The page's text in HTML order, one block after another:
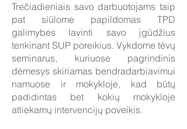
Trečiadieniais savo darbuotojams taip
pat siūlome papildomas TPD
galimybes lavinti savo įgūdžius
tenkinant SUP poreikius. Vykdome tėvų
seminarus, kuriuose pagrindinis
dėmesys skiriamas bendradarbiavimui
namuose ir mokykloje, kad būtų
padidintas bet kokių mokykloje
atliekamų intervencijų poveikis.